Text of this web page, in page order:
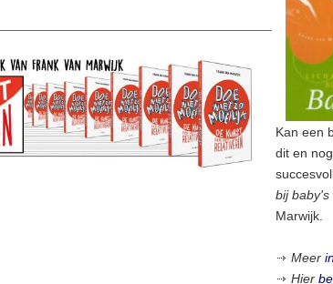
Kan een
dit en
bij baby's
Marwijk.
Meer
Hier